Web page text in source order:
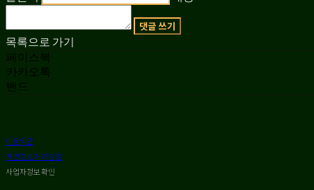
댓글 쓰기
목록으로 가기
페이스북
카카오톡
밴드
이용약관
개인정보처리방침
사업자정보확인